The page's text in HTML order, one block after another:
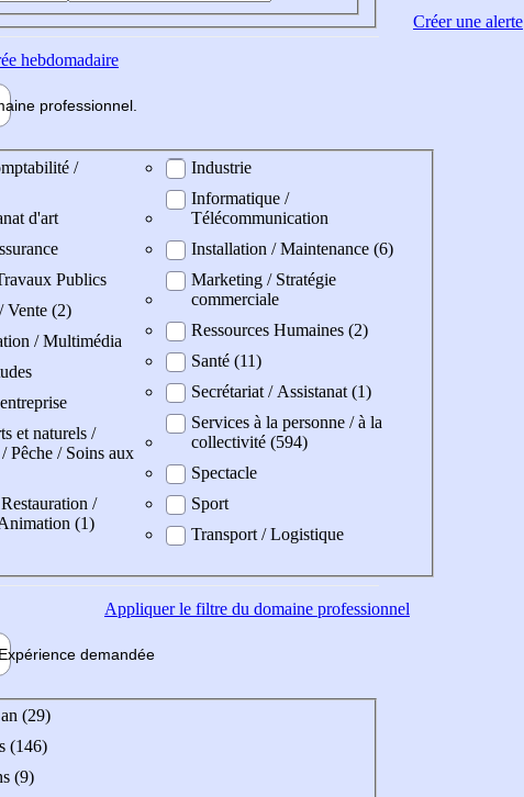
hebdomadaire
professionnel
/
d'art
Publics
Vente (2)
/ Multimédia
et naturels /
Pêche / Soins aux
/
(1)
Industrie
Informatique /
Télécommunication
Installation / Maintenance (6)
Marketing / Stratégie
commerciale
Ressources Humaines (2)
Santé (11)
Secrétariat / Assistanat (1)
Services à la personne / à la
collectivité (594)
Spectacle
Sport
Transport / Logistique
Appliquerle filtre du domaine professionnel
Expérience demandée
(29)
(146)
(9)
Créer une alerte